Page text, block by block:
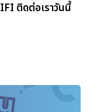
ติดต่อเราวันนี้